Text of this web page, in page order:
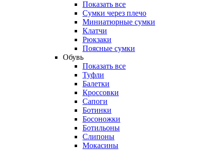
Показать все
Сумки через плечо
Миниатюрные cумки
Клатчи
Рюкзаки
Поясные сумки
Обувь
Показать все
Туфли
Балетки
Кроссовки
Сапоги
Ботинки
Босоножки
Ботильоны
Слипоны
Мокасины